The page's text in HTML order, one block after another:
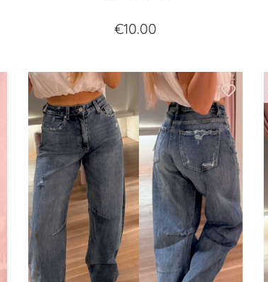
€10.00